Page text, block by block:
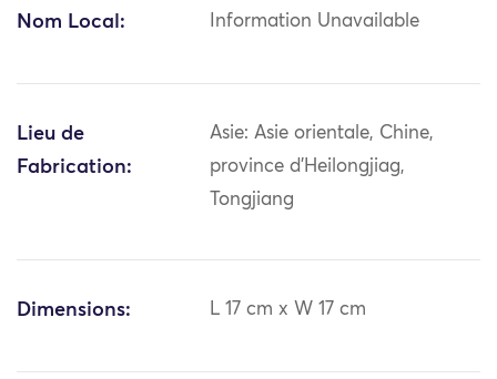
Nom Local: Information Unavailable
Lieu de
Fabrication:
Asie: Asie orientale, Chine,
province d'Heilongjiag,
Tongjiang
Dimensions: L 17 cm x W 17 cm